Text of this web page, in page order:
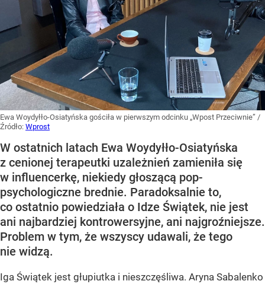
Ewa Woydyłło-Osiatyńska gościła w pierwszym odcinku „Wpost Przeciwnie” /
Źródło: Wprost
W ostatnich latach Ewa Woydyłło-Osiatyńska
z cenionej terapeutki uzależnień zamieniła się
w influencerkę, niekiedy głoszącą pop-
psychologiczne brednie. Paradoksalnie to,
co ostatnio powiedziała o Idze Świątek, nie jest
ani najbardziej kontrowersyjne, ani najgroźniejsze.
Problem w tym, że wszyscy udawali, że tego
nie widzą.
Iga Świątek jest głupiutka i nieszczęśliwa. Aryna Sabalenko